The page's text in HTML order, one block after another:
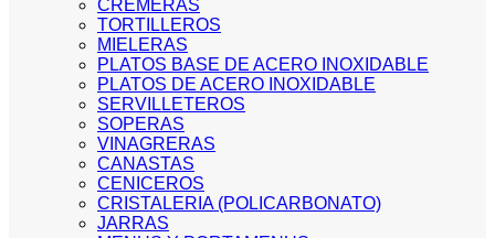
CREMERAS
TORTILLEROS
MIELERAS
PLATOS BASE DE ACERO INOXIDABLE
PLATOS DE ACERO INOXIDABLE
SERVILLETEROS
SOPERAS
VINAGRERAS
CANASTAS
CENICEROS
CRISTALERIA (POLICARBONATO)
JARRAS